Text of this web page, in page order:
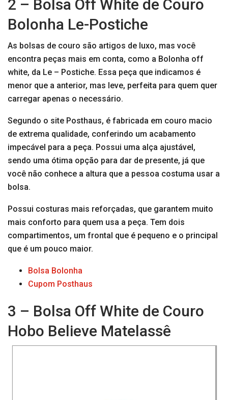
2 – Bolsa Off White de Couro
Bolonha Le-Postiche
As bolsas de couro são artigos de luxo, mas você
encontra peças mais em conta, como a Bolonha off
white, da Le – Postiche. Essa peça que indicamos é
menor que a anterior, mas leve, perfeita para quem quer
carregar apenas o necessário.
Segundo o site Posthaus, é fabricada em couro macio
de extrema qualidade, conferindo um acabamento
impecável para a peça. Possui uma alça ajustável,
sendo uma ótima opção para dar de presente, já que
você não conhece a altura que a pessoa costuma usar a
bolsa.
Possui costuras mais reforçadas, que garantem muito
mais conforto para quem usa a peça. Tem dois
compartimentos, um frontal que é pequeno e o principal
que é um pouco maior.
Bolsa Bolonha
Cupom Posthaus
3 – Bolsa Off White de Couro
Hobo Believe Matelassê